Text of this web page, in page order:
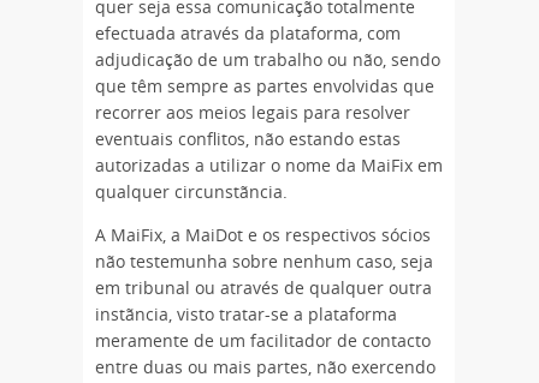
quer seja essa comunicação totalmente
efectuada através da plataforma, com
adjudicação de um trabalho ou não, sendo
que têm sempre as partes envolvidas que
recorrer aos meios legais para resolver
eventuais conflitos, não estando estas
autorizadas a utilizar o nome da MaiFix em
qualquer circunstãncia.
A MaiFix, a MaiDot e os respectivos sócios
não testemunha sobre nenhum caso, seja
em tribunal ou através de qualquer outra
instãncia, visto tratar-se a plataforma
meramente de um facilitador de contacto
entre duas ou mais partes, não exercendo